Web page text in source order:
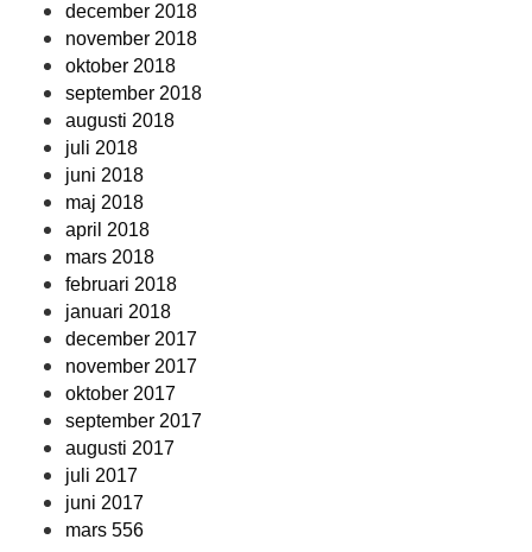
december 2018
november 2018
oktober 2018
september 2018
augusti 2018
juli 2018
juni 2018
maj 2018
april 2018
mars 2018
februari 2018
januari 2018
december 2017
november 2017
oktober 2017
september 2017
augusti 2017
juli 2017
juni 2017
mars 556